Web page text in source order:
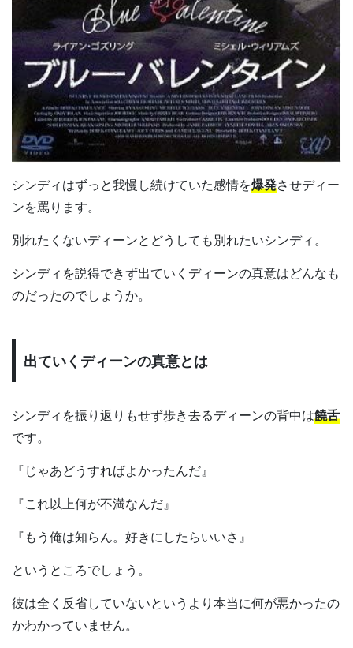
シンディはずっと我慢し続けていた感情を爆発させディー
ンを罵ります。
別れたくないディーンとどうしても別れたいシンディ。
シンディを説得できず出ていくディーンの真意はどんなも
のだったのでしょうか。
出ていくディーンの真意とは
シンディを振り返りもせず歩き去るディーンの背中は饒舌
です。
『じゃあどうすればよかったんだ』
『これ以上何が不満なんだ』
『もう俺は知らん。好きにしたらいいさ』
というところでしょう。
彼は全く反省していないというより本当に何が悪かったの
かわかっていません。